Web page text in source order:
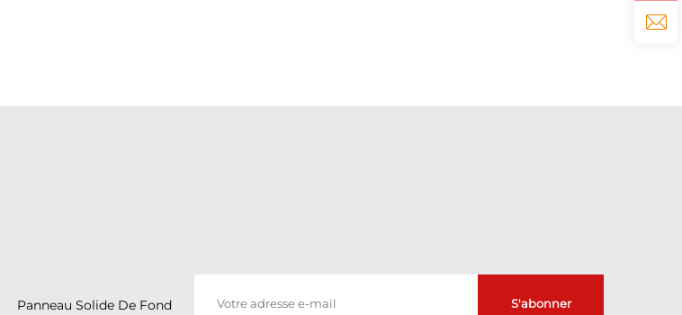
Panneau Solide De Fond
S'abonner